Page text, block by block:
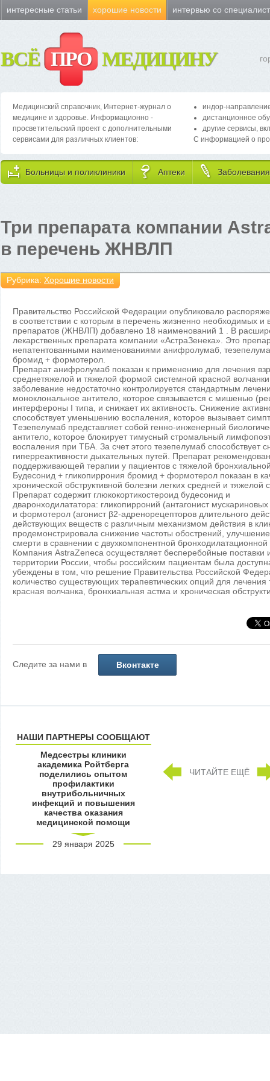
интересные статьи хорошие новости интервью со
ВСЁ ПРО МЕДИЦИНУ
Медицинский справочник, Интернет-журнал о
медицине и здоровье. Информационно -
просветительский проект с дополнительными
сервисами для различных клиентов:
индор-
дистанционное
другие сервисы,
С информацией о
Больницы и поликлиники Аптеки Заболевания
Три препарата компании
в перечень ЖНВЛП
Рубрика: Хорошие новости
Правительство Российской Федерации опубликовало
в соответствии с которым в перечень жизненно необходимых
препаратов (ЖНВЛП) добавлено 18 наименований 1 . В
лекарственных препарата компании «АстраЗенека». Это
непатентованными наименованиями анифролумаб,
бромид + формотерол.
Препарат анифролумаб показан к применению для лечения
среднетяжелой и тяжелой формой системной красной
заболевание недостаточно контролируется стандартным
моноклональное антитело, которое связывается с мишенью
интерфероны I типа, и снижает их активность. Снижение
способствует уменьшению воспаления, которое вызывает
Tезепелумаб представляет собой генно-инженерный
антитело, которое блокирует тимусный стромальный
воспаления при ТБА. За счет этого тезепелумаб способствует
гиперреактивности дыхательных путей. Препарат
поддерживающей терапии у пациентов с тяжелой
Будесонид + гликопиррония бромид + формотерол показан в
хронической обструктивной болезни легких средней и тяжелой
Препарат содержит глюкокортикостероид будесонид и
дваронходилататора: гликопирроний (антагонист
и формотерол (агонист β2-адренорецепторов длительного
действующих веществ с различным механизмом действия в
продемонстрировала снижение частоты обострений,
смерти в сравнении с двухкомпонентной
Компания AstraZeneca осуществляет бесперебойные поставки
территории России, чтобы российским пациентам была
убеждены в том, что решение Правительства Российской
количество существующих терапевтических опций для лечения
красная волчанка, бронхиальная астма и хроническая
Следите за нами в Вконтакте
НАШИ ПАРТНЕРЫ СООБЩАЮТ
Медсестры клиники
академика Ройтберга
поделились опытом
профилактики
внутрибольничных
инфекций и повышения
качества оказания
медицинской помощи
29 января 2025
ЧИТАЙТЕ ЕЩЁ